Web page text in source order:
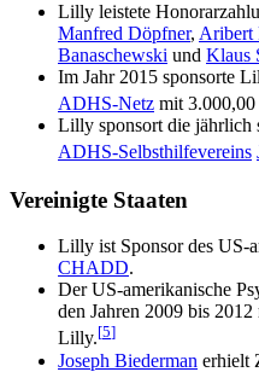
Lilly leistete
Manfred Döpfner, Aribert
Banaschewski und Klaus
Im Jahr 2015 sponsorte
ADHS-Netz mit 3.000,00
Lilly sponsort die jährlich
ADHS-Selbsthilfevereins
Vereinigte Staaten
Lilly ist Sponsor des US-
CHADD.
Der US-amerikanische
den Jahren 2009 bis
Lilly.[5]
Joseph Biederman erhielt